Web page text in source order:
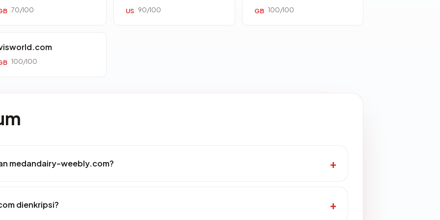
70/100 US 90/100 GB 100/100
100/100
medandairy-weebly.com?
dienkripsi?